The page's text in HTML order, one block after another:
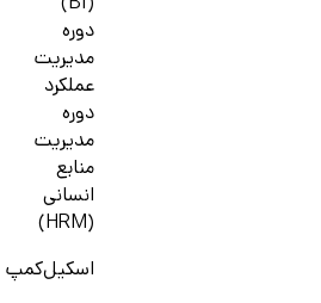
دوره
مدیریت
عملکرد
دوره
مدیریت
منابع
انسانی
(HRM)
اسکیل‌کمپ